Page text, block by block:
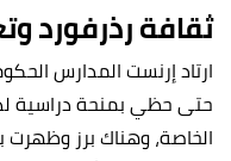
ثقافة رذرفورد
ارتاد إرنست المدارس
حتى حظي بمنحة دراسية
الخاصة، وهناك برز وظهرت